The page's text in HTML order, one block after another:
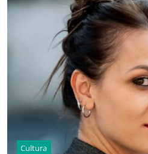
Cultura